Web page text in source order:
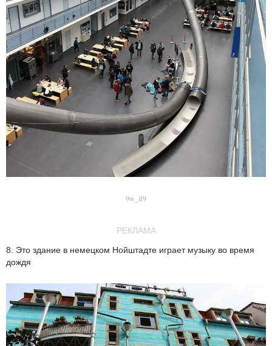
9w_lf9
РЕКЛАМА
8. Это здание в немецком Нойштадте играет музыку во время
дождя